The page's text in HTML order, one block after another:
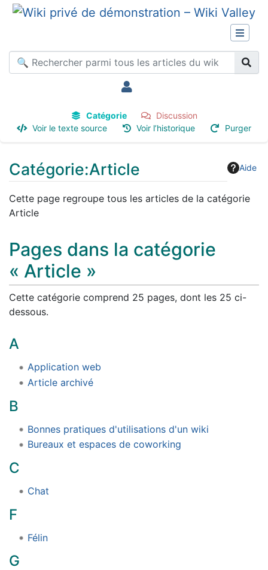
Catégorie
Discussion
Voir le texte source
Voir l’historique Purger
Aide
Catégorie:Article
Aller à :navigation,rechercher
Cette page regroupe tous les articles de la catégorie
Article
Pages dans la catégorie
« Article »
Cette catégorie comprend 25 pages, dont les 25 ci-
dessous.
A
Application web
Article archivé
B
Bonnes pratiques d'utilisations d'un wiki
Bureaux et espaces de coworking
C
Chat
F
Félin
G